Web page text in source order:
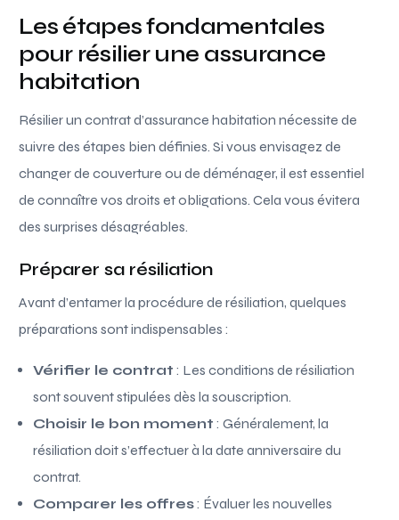
Les étapes fondamentales
pour résilier une assurance
habitation
Résilier un contrat d’assurance habitation nécessite de
suivre des étapes bien définies. Si vous envisagez de
changer de couverture ou de déménager, il est essentiel
de connaître vos droits et obligations. Cela vous évitera
des surprises désagréables.
Préparer sa résiliation
Avant d’entamer la procédure de résiliation, quelques
préparations sont indispensables :
Vérifier le contrat : Les conditions de résiliation
sont souvent stipulées dès la souscription.
Choisir le bon moment : Généralement, la
résiliation doit s’effectuer à la date anniversaire du
contrat.
Comparer les offres: Évaluer les nouvelles